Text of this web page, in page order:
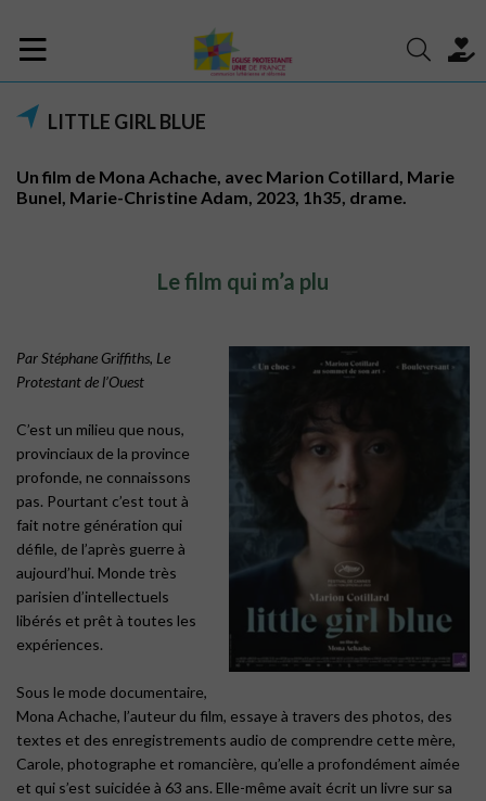
LITTLE GIRL BLUE
Un film de Mona Achache, avec Marion Cotillard, Marie
Bunel, Marie-Christine Adam, 2023, 1h35, drame.
Le film qui m’a plu
Par Stéphane Griffiths, Le
Protestant de l’Ouest
C’est un milieu que nous,
provinciaux de la province
profonde, ne connaissons
pas. Pourtant c’est tout à
fait notre génération qui
défile, de l’après guerre à
aujourd’hui. Monde très
parisien d’intellectuels
libérés et prêt à toutes les
expériences.
Sous le mode documentaire,
Mona Achache, l’auteur du film, essaye à travers des photos, des
textes et des enregistrements audio de comprendre cette mère,
Carole, photographe et romancière, qu’elle a profondément aimée
et qui s’est suicidée à 63 ans. Elle-même avait écrit un livre sur sa